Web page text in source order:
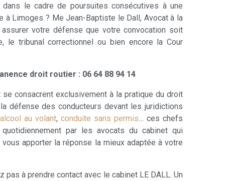
dans le cadre de poursuites consécutives à une
à Limoges ? Me Jean-Baptiste le Dall, Avocat à la
votre défense que votre convocation soit
le tribunal correctionnel ou bien encore la Cour
droit routier : 06 64 88 94 14
consacrent exclusivement à la pratique du droit
défense des conducteurs devant les juridictions
alcool au volant,conduite sans permis… ces chefs
par les avocats du cabinet qui
apporter la réponse la mieux adaptée à votre
pas à prendre contact avec le cabinet LE DALL. Un